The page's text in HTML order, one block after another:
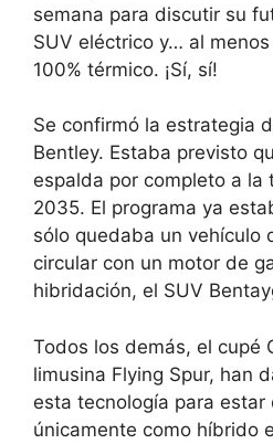
semana para discutir su
SUV eléctrico y… al
100% térmico. ¡Sí, sí!
Se confirmó la estrategia
Bentley. Estaba previsto
espalda por completo a la
2035. El programa ya
sólo quedaba un vehículo
circular con un motor de
hibridación, el SUV
Todos los demás, el cupé
limusina Flying Spur, han
esta tecnología para estar
únicamente como híbrido